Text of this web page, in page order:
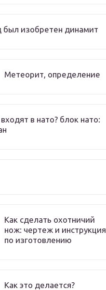
был изобретен динамит
Метеорит, определение
в нато? блок нато:
Как сделать охотничий
нож: чертеж и инструкция
по изготовлению
Как это делается?